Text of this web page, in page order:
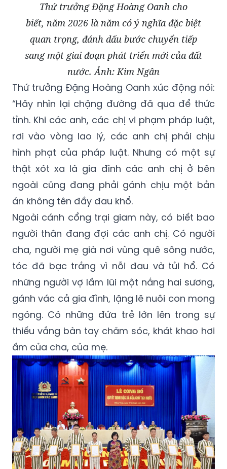
Thứ trưởng Đặng Hoàng Oanh cho
biết, năm 2026 là năm có ý nghĩa đặc biệt
quan trọng, đánh dấu bước chuyển tiếp
sang một giai đoạn phát triển mới của đất
nước. Ảnh: Kim Ngân
Thứ trưởng Đặng Hoàng Oanh xúc động nói:
“Hãy nhìn lại chặng đường đã qua để thức
tỉnh. Khi các anh, các chị vi phạm pháp luật,
rơi vào vòng lao lý, các anh chị phải chịu
hình phạt của pháp luật. Nhưng có một sự
thật xót xa là gia đình các anh chị ở bên
ngoài cũng đang phải gánh chịu một bản
án không tên đầy đau khổ.
Ngoài cánh cổng trại giam này, có biết bao
người thân đang đợi các anh chị. Có người
cha, người mẹ già nơi vùng quê sông nước,
tóc đã bạc trắng vì nỗi đau và tủi hổ. Có
những người vợ lầm lũi một nắng hai sương,
gánh vác cả gia đình, lặng lẽ nuôi con mong
ngóng. Có những đứa trẻ lớn lên trong sự
thiếu vắng bàn tay chăm sóc, khát khao hơi
ấm của cha, của mẹ.